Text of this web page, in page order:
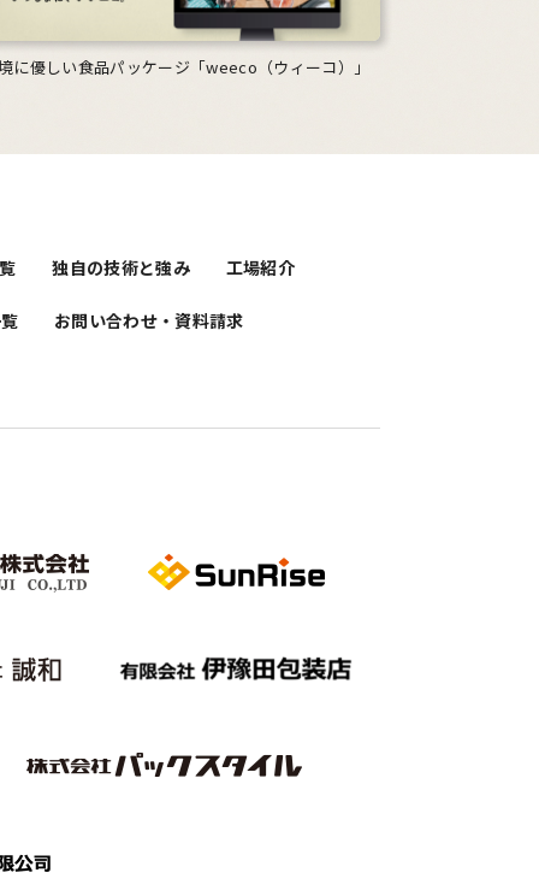
に優しい食品パッケージ「weeco（ウィーコ）」
独自の技術と強み 工場紹介
お問い合わせ・資料請求